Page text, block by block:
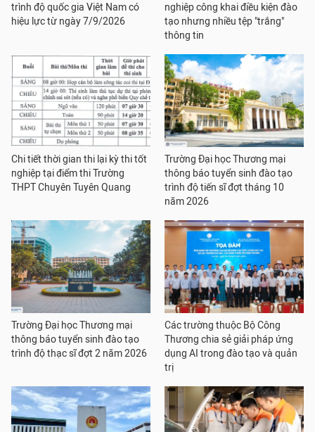
trình độ quốc gia Việt Nam có
hiệu lực từ ngày 7/9/2026
nghiệp công khai điều kiện đào
tạo nhưng nhiều tệp "trắng"
thông tin
Chi tiết thời gian thi lại kỳ thi tốt
nghiệp tại điểm thi Trường
THPT Chuyên Tuyên Quang
Trường Đại học Thương mại
thông báo tuyển sinh đào tạo
trình độ tiến sĩ đợt tháng 10
năm 2026
Trường Đại học Thương mại
thông báo tuyển sinh đào tạo
trình độ thạc sĩ đợt 2 năm 2026
Các trường thuộc Bộ Công
Thương chia sẻ giải pháp ứng
dụng AI trong đào tạo và quản
trị